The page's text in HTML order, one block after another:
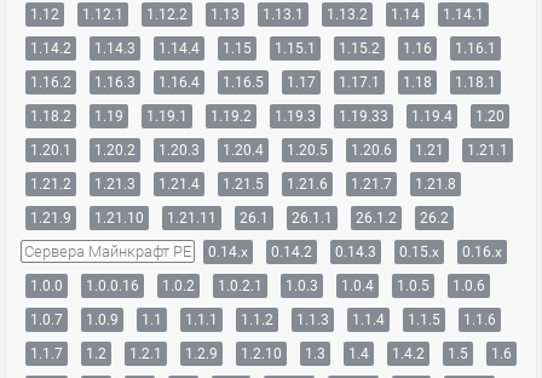
1.12
1.12.1 1.12.2 1.13 1.13.1 1.13.2 1.14
1.14.1
1.14.2
1.14.3 1.14.4 1.15 1.15.1 1.15.2 1.16
1.16.1
1.16.2
1.16.3 1.16.4 1.16.5 1.17 1.17.1 1.18
1.18.1
1.18.2
1.19 1.19.1 1.19.2 1.19.3 1.19.33 1.19.4
1.20
1.20.1
1.20.2 1.20.3 1.20.4 1.20.5 1.20.6 1.21
1.21.1
1.21.2
1.21.3 1.21.4 1.21.5 1.21.6 1.21.7
1.21.8
1.21.9
1.21.10 1.21.11 26.1 26.1.1 26.1.2 26.2
Сервера Майнкрафт PE 0.14.x 0.14.2 0.14.3 0.15.x
0.16.x
1.0.0
1.0.0.16 1.0.2 1.0.2.1 1.0.3 1.0.4 1.0.5
1.0.6
1.0.7
1.0.9 1.1 1.1.1 1.1.2 1.1.3 1.1.4 1.1.5
1.1.6
1.1.7
1.2 1.2.1 1.2.9 1.2.10 1.3 1.4 1.4.2 1.5
1.6